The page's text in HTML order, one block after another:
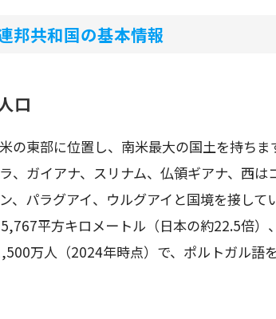
邦共和国の基本情報
口
の東部に位置し、南米最大の国土を持ちま
、ガイアナ、スリナム、仏領ギアナ、西は
、パラグアイ、ウルグアイと国境を接して
平方キロメートル（日本の約22.5倍）
万人（2024年時点）で、ポルトガル語